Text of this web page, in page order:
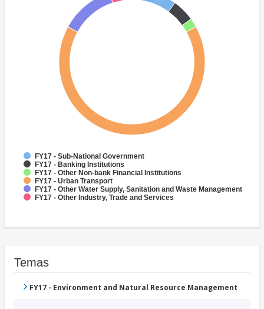
FY17 - Sub-National Government
FY17 - Banking Institutions
FY17 - Other Non-bank Financial Institutions
FY17 - Urban Transport
FY17 - Other Water Supply, Sanitation and Waste Management
FY17 - Other Industry, Trade and Services
Temas
FY17 - Environment and Natural Resource Management